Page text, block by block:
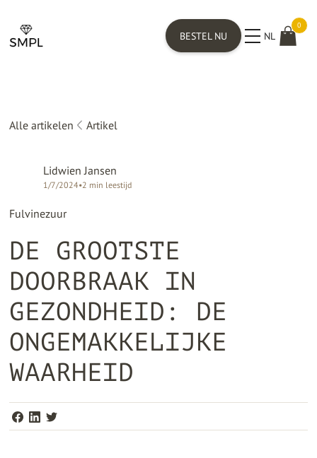
BESTEL NU NL
0
Alle artikelen Artikel
Lidwien Jansen
1/7/2024•2 min leestijd
Fulvinezuur
DE GROOTSTE
DOORBRAAK IN
GEZONDHEID: DE
ONGEMAKKELIJKE
WAARHEID